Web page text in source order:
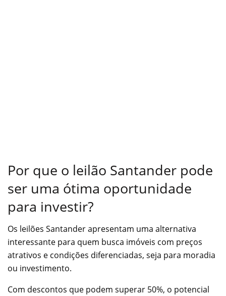
Por que o leilão Santander pode
ser uma ótima oportunidade
para investir?
Os leilões Santander apresentam uma alternativa
interessante para quem busca imóveis com preços
atrativos e condições diferenciadas, seja para moradia
ou investimento.
Com descontos que podem superar 50%, o potencial